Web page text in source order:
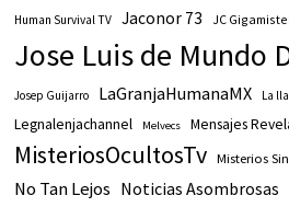
Human Survival TV Jaconor 73 JC
Jose Luis de Mundo
Josep Guijarro LaGranjaHumanaMX La
Legnalenjachannel Melvecs Mensajes
MisteriosOcultosTv Misterios
No Tan Lejos Noticias Asombrosas